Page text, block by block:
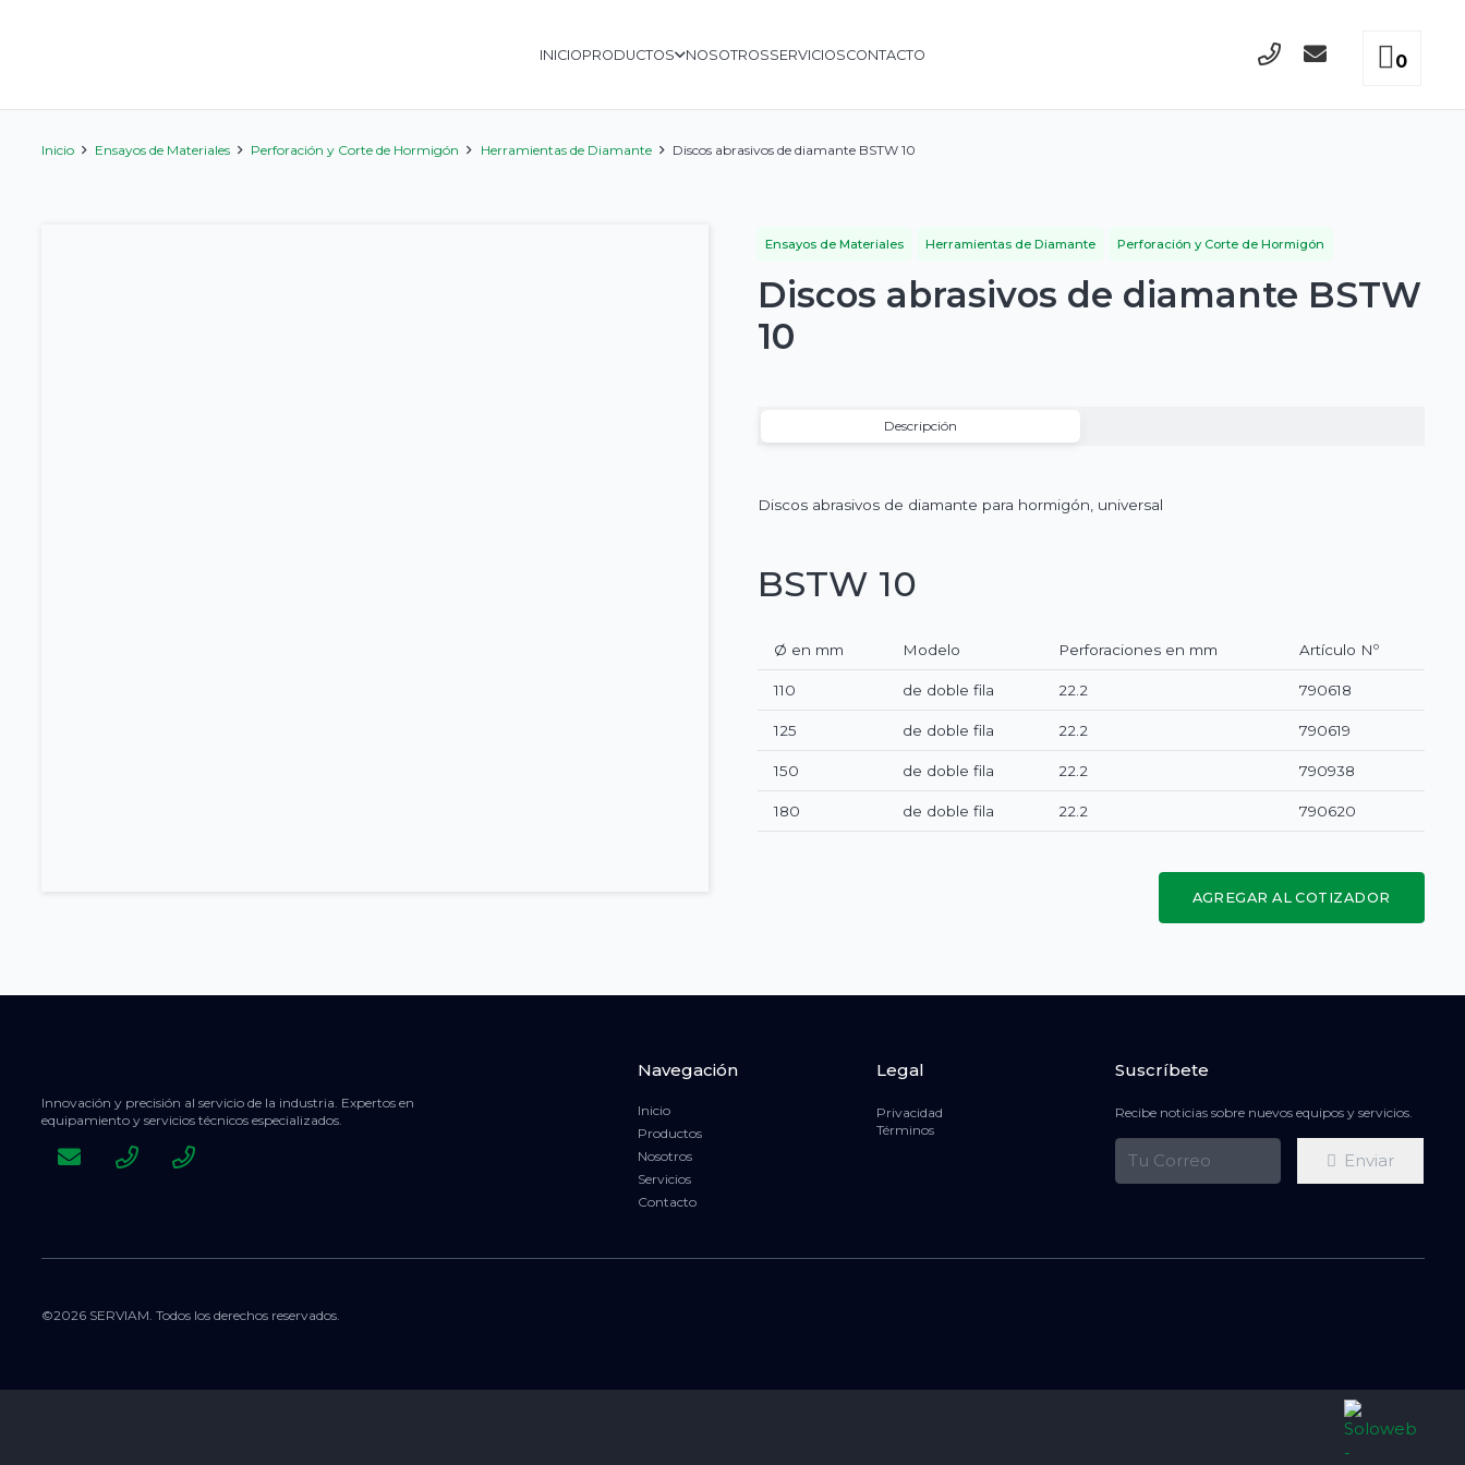
INICIOPRODUCTOS NOSOTROSSERVICIOSCONTACTO 0
Inicio Ensayos de Materiales Perforación y Corte de Hormigón Herramientas de Diamante Discos abrasivos de diamante BSTW 10
Ensayos de Materiales Herramientas de Diamante Perforación y Corte de Hormigón
Discos abrasivos de diamante BSTW
10
Descripción
Discos abrasivos de diamante para hormigón, universal
BSTW 10
Ø en mm Modelo Perforaciones en mm Artículo Nº
110 de doble fila 22.2 790618
125 de doble fila 22.2 790619
150 de doble fila 22.2 790938
180 de doble fila 22.2 790620
AGREGAR AL COTIZADOR
Innovación y precisión al servicio de la industria. Expertos en
equipamiento y servicios técnicos especializados.
Navegación
Inicio
Productos
Nosotros
Servicios
Contacto
Legal
Privacidad
Términos
Suscríbete
Recibe noticias sobre nuevos equipos y servicios.
Enviar
©2026 SERVIAM. Todos los derechos reservados.